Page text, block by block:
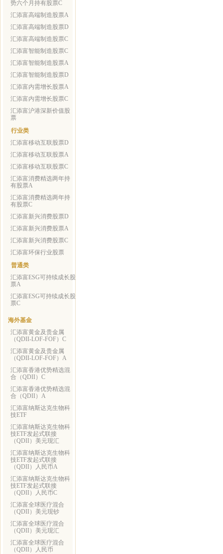
势六个月持有股票C
汇添富高端制造股票A
汇添富高端制造股票D
汇添富高端制造股票C
汇添富智能制造股票C
汇添富智能制造股票A
汇添富智能制造股票D
汇添富内需增长股票A
汇添富内需增长股票C
汇添富沪港深新价值股
票
行业类
汇添富移动互联股票D
汇添富移动互联股票A
汇添富移动互联股票C
汇添富消费精选两年持
有股票A
汇添富消费精选两年持
有股票C
汇添富新兴消费股票D
汇添富新兴消费股票A
汇添富新兴消费股票C
汇添富环保行业股票
普通类
汇添富ESG可持续成长股
票A
汇添富ESG可持续成长股
票C
海外基金
汇添富黄金及贵金属
（QDII-LOF-FOF）C
汇添富黄金及贵金属
（QDII-LOF-FOF）A
汇添富香港优势精选混
合（QDII）C
汇添富香港优势精选混
合（QDII）A
汇添富纳斯达克生物科
技ETF
汇添富纳斯达克生物科
技ETF发起式联接
（QDII）美元现汇
汇添富纳斯达克生物科
技ETF发起式联接
（QDII）人民币A
汇添富纳斯达克生物科
技ETF发起式联接
（QDII）人民币C
汇添富全球医疗混合
（QDII）美元现钞
汇添富全球医疗混合
（QDII）美元现汇
汇添富全球医疗混合
（QDII）人民币